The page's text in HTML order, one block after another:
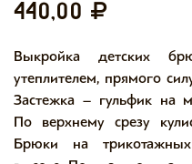
440,00
Выкройка детских
утеплителем, прямого
Застежка – гульфик на
По верхнему срезу
Брюки на